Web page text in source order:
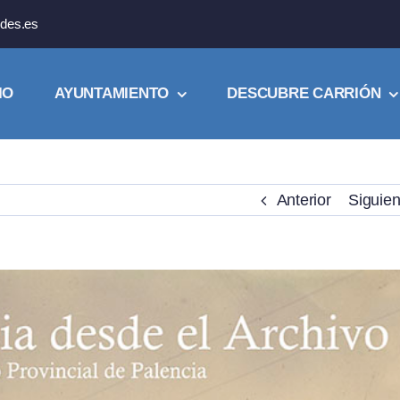
AYUNTAMIENTO DESCUBRE CARRIÓN
Anterior